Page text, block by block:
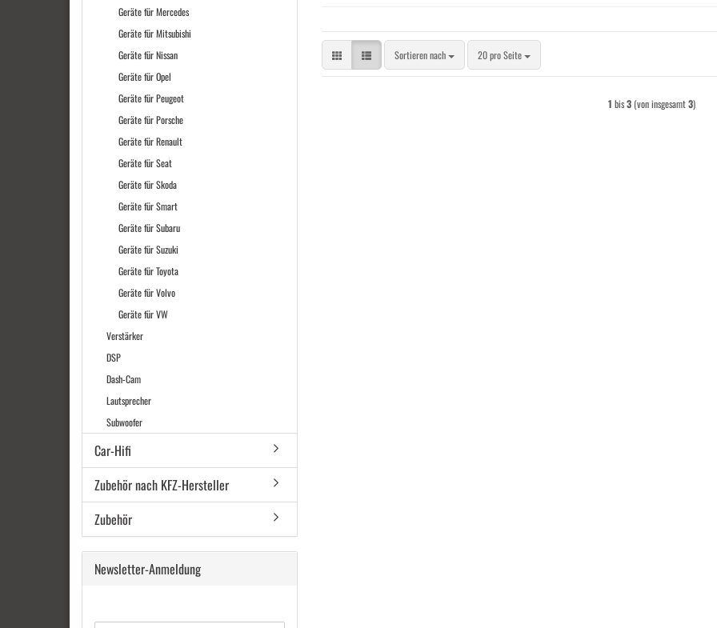
Sortieren nach
Sortieren nach 20 pro Seite
pro Seite
1 bis3 (von insgesamt3)
Geräte für Mercedes
Geräte für Mitsubishi
Geräte für Nissan
Geräte für Opel
Geräte für Peugeot
Geräte für Porsche
Geräte für Renault
Geräte für Seat
Geräte für Skoda
Geräte für Smart
Geräte für Subaru
Geräte für Suzuki
Geräte für Toyota
Geräte für Volvo
Geräte für VW
Verstärker
DSP
Dash-Cam
Lautsprecher
Subwoofer
Car-Hifi
Zubehör nach KFZ-Hersteller
Zubehör
Newsletter-Anmeldung